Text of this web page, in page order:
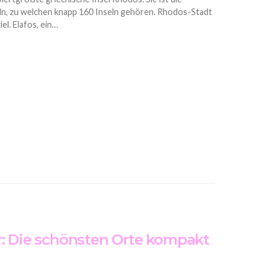
zu welchen knapp 160 Inseln gehören. Rhodos-Stadt
Elafos, ein…
Die schönsten Orte kompakt